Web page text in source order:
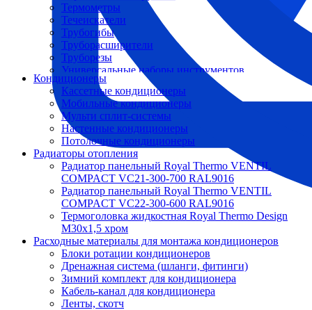
Термометры
Течеискатели
Трубогибы
Труборасширители
Труборезы
Универсальные наборы инструментов
Кондиционеры
Кассетные кондиционеры
Мобильные кондиционеры
Мульти сплит-системы
Настенные кондиционеры
Потолочные кондиционеры
Радиаторы отопления
Радиатор панельный Royal Thermo VENTIL
COMPACT VC21-300-700 RAL9016
Радиатор панельный Royal Thermo VENTIL
COMPACT VC22-300-600 RAL9016
Термоголовка жидкостная Royal Thermo Design
M30х1,5 хром
Расходные материалы для монтажа кондиционеров
Блоки ротации кондиционеров
Дренажная система (шланги, фитинги)
Зимний комплект для кондиционера
Кабель-канал для кондиционера
Ленты, скотч